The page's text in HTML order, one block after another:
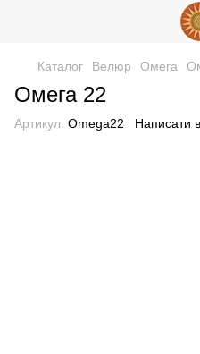
Каталог Велюр Омега
Омега 22
Артикул: Omega22 Написати